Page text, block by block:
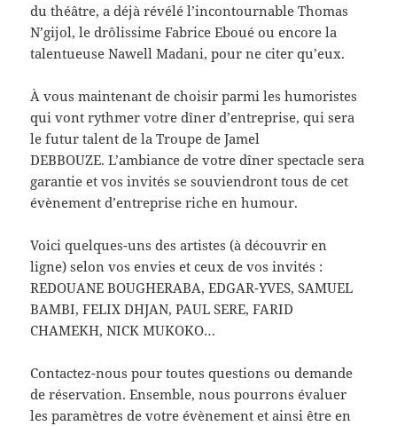
du théâtre, a déjà révélé l’incontournable Thomas
N’gijol, le drôlissime Fabrice Eboué ou encore la
talentueuse Nawell Madani, pour ne citer qu’eux.
À vous maintenant de choisir parmi les humoristes
qui vont rythmer votre dîner d’entreprise, qui sera
le futur talent de la Troupe de Jamel
DEBBOUZE. L’ambiance de votre dîner spectacle sera
garantie et vos invités se souviendront tous de cet
évènement d’entreprise riche en humour.
Voici quelques-uns des artistes (à découvrir en
ligne) selon vos envies et ceux de vos invités :
REDOUANE BOUGHERABA, EDGAR-YVES, SAMUEL
BAMBI, FELIX DHJAN, PAUL SERE, FARID
CHAMEKH, NICK MUKOKO…
Contactez-nous pour toutes questions ou demande
de réservation. Ensemble, nous pourrons évaluer
les paramètres de votre évènement et ainsi être en